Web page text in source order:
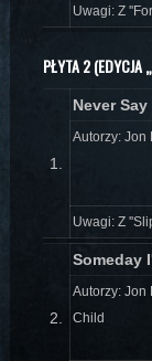
Uwagi: Z
PŁYTA 2 (EDYCJA
1.
Never
Autorzy: Jon
Uwagi: Z
2.
Someday
Autorzy: Jon
Child